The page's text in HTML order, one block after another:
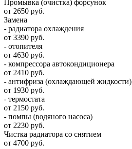
Промывка (очистка) форсунок
от 2650 руб.
Замена
- радиатора охлаждения
от 3390 руб.
- отопителя
от 4630 руб.
- компрессора автокондиционера
от 2410 руб.
- антифриза (охлаждающей жидкости)
от 1930 руб.
- термостата
от 2150 руб.
- помпы (водяного насоса)
от 2230 руб.
Чистка радиатора со снятием
от 4700 руб.